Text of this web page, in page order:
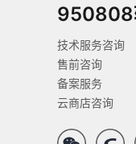
950808
技术服务咨询
售前咨询
备案服务
云商店咨询